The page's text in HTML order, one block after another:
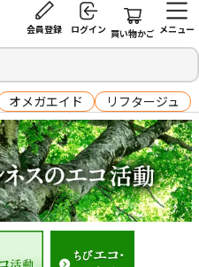
会員登録 ログイン 買い物かご メニュー
オメガエイド リフタージュ